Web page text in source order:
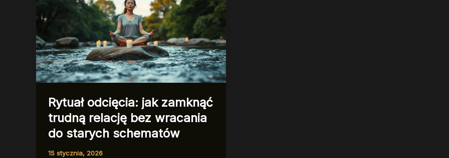
Rytuał odcięcia: jak zamknąć
trudną relację bez wracania
do starych schematów
15 stycznia, 2026